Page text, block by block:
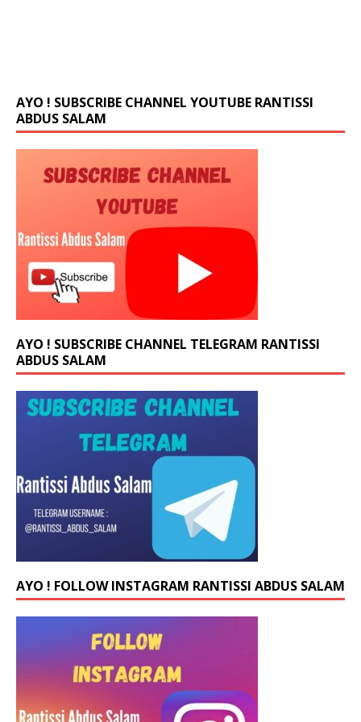
AYO ! SUBSCRIBE CHANNEL YOUTUBE RANTISSI
ABDUS SALAM
AYO ! SUBSCRIBE CHANNEL TELEGRAM RANTISSI
ABDUS SALAM
AYO ! FOLLOW INSTAGRAM RANTISSI ABDUS SALAM